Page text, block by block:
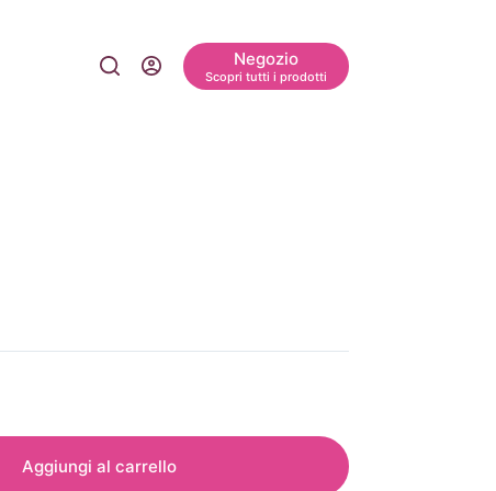
Negozio
Scopri tutti i prodotti
Aggiungi al carrello